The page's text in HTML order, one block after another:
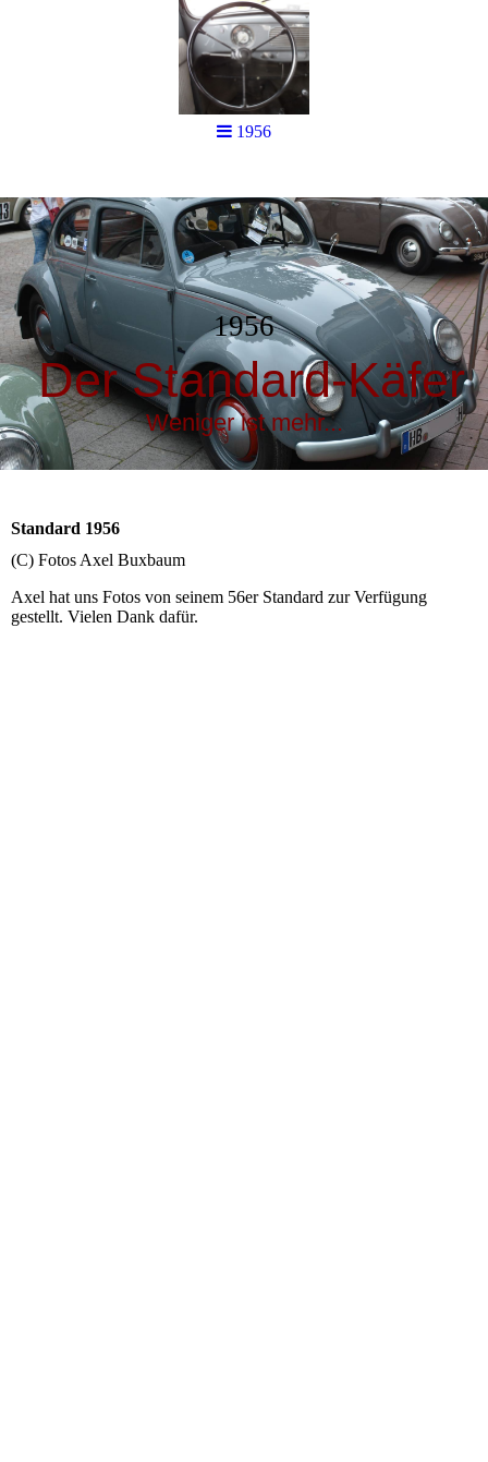
1956
Der Standard-Käfer
Weniger ist mehr...
Standard 1956
(C) Fotos Axel Buxbaum
Axel hat uns Fotos von seinem 56er Standard zur Verfügung
gestellt. Vielen Dank dafür.
1956